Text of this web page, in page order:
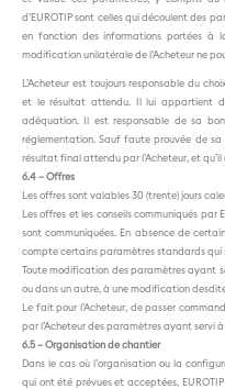
d’EUROTIP sont celles qui découlent des
en fonction des informations portées à
modification unilatérale de l’Acheteur ne
L’Acheteur est toujours responsable du
et le résultat attendu. Il lui appartient
adéquation. Il est responsable de sa
réglementation. Sauf faute prouvée de sa
résultat final attendu par l’Acheteur, et qu’il
6.4 – Offres
Les offres sont valables 30 (trente) jours
Les offres et les conseils communiqués par
sont communiquées. En absence de
compte certains paramètres standards qui
Toute modification des paramètres ayant
ou dans un autre, à une modification
Le fait pour l’Acheteur, de passer
par l’Acheteur des paramètres ayant servi
6.5 – Organisation de chantier
Dans le cas où l’organisation ou la
qui ont été prévues et acceptées,